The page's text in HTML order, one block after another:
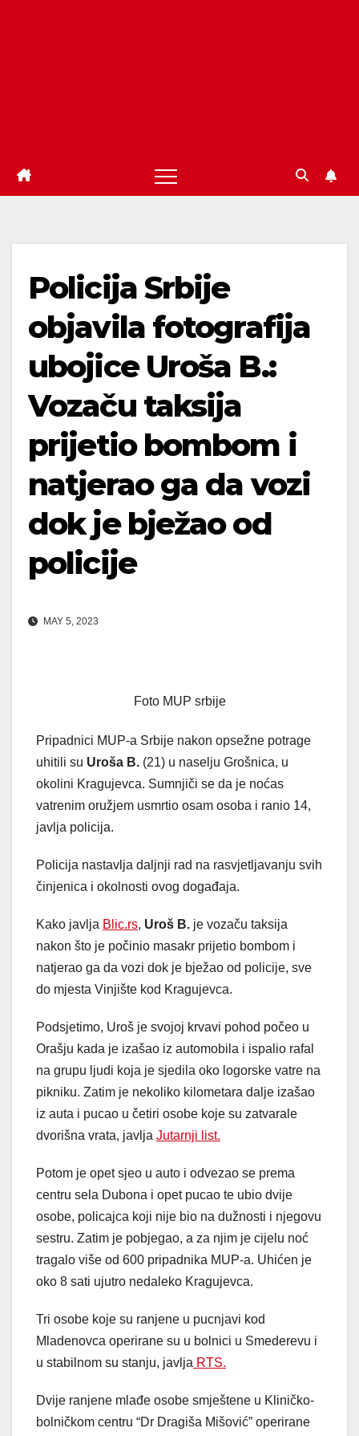
Policija Srbije
objavila fotografija
ubojice Uroša B.:
Vozaču taksija
prijetio bombom i
natjerao ga da vozi
dok je bježao od
policije
MAY 5, 2023
Foto MUP srbije
Pripadnici MUP-a Srbije nakon opsežne potrage
uhitili su Uroša B. (21) u naselju Grošnica, u
okolini Kragujevca. Sumnjiči se da je noćas
vatrenim oružjem usmrtio osam osoba i ranio 14,
javlja policija.
Policija nastavlja daljnji rad na rasvjetljavanju svih
činjenica i okolnosti ovog događaja.
Kako javlja Blic.rs, Uroš B. je vozaču taksija
nakon što je počinio masakr prijetio bombom i
natjerao ga da vozi dok je bježao od policije, sve
do mjesta Vinjište kod Kragujevca.
Podsjetimo, Uroš je svojoj krvavi pohod počeo u
Orašju kada je izašao iz automobila i ispalio rafal
na grupu ljudi koja je sjedila oko logorske vatre na
pikniku. Zatim je nekoliko kilometara dalje izašao
iz auta i pucao u četiri osobe koje su zatvarale
dvorišna vrata, javlja Jutarnji list.
Potom je opet sjeo u auto i odvezao se prema
centru sela Dubona i opet pucao te ubio dvije
osobe, policajca koji nije bio na dužnosti i njegovu
sestru. Zatim je pobjegao, a za njim je cijelu noć
tragalo više od 600 pripadnika MUP-a. Uhićen je
oko 8 sati ujutro nedaleko Kragujevca.
Tri osobe koje su ranjene u pucnjavi kod
Mladenovca operirane su u bolnici u Smederevu i
u stabilnom su stanju, javlja RTS.
Dvije ranjene mlađe osobe smještene u Kliničko-
bolničkom centru “Dr Dragiša Mišović” operirane